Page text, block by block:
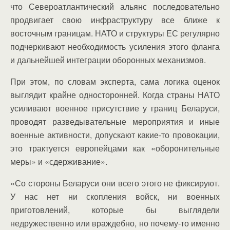
что Североатлантический альянс последовательно
продвигает свою инфраструктуру все ближе к
восточным границам. НАТО и структуры ЕС регулярно
подчеркивают необходимость усиления этого фланга
и дальнейшей интеграции оборонных механизмов.
При этом, по словам эксперта, сама логика оценок
выглядит крайне односторонней. Когда страны НАТО
усиливают военное присутствие у границ Беларуси,
проводят разведывательные мероприятия и иные
военные активности, допускают какие-то провокации,
это трактуется европейцами как «оборонительные
меры» и «сдерживание».
«Со стороны Беларуси они всего этого не фиксируют.
У нас нет ни скопления войск, ни военных
приготовлений, которые бы выглядели
недружественно или враждебно, но почему-то именно